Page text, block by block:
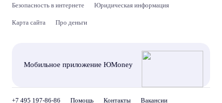
Безопасность в интернете Юридическая информация
Карта сайта Про деньги
Мобильное приложение ЮMoney
+7 495 197-86-86 Помощь Контакты Вакансии